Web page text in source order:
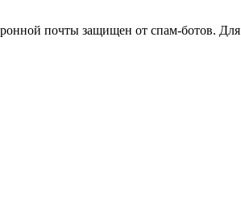
почты защищен от спам-ботов.